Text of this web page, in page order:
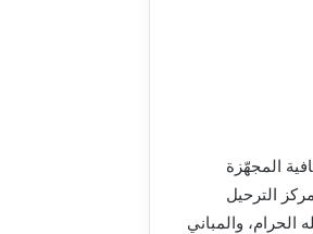
المجهّزة
الترحيل
الحرام، والمباني